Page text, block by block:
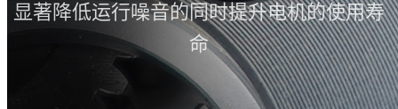
显著降低运行噪音的同时提升电机的使用寿
命